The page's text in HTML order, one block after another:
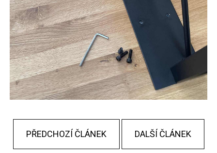
PŘEDCHOZÍ ČLÁNEK DALŠÍ ČLÁNEK